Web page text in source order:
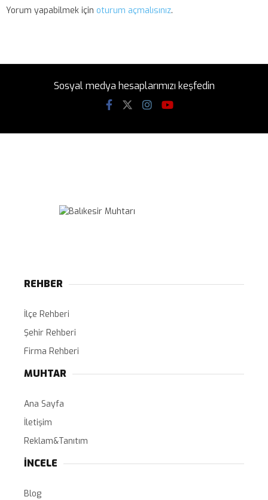
Yorum yapabilmek için oturum açmalısınız.
Sosyal medya hesaplarımızı keşfedin
REHBER
İlçe Rehberi
Şehir Rehberi
Firma Rehberi
MUHTAR
Ana Sayfa
İletişim
Reklam&Tanıtım
İNCELE
Blog